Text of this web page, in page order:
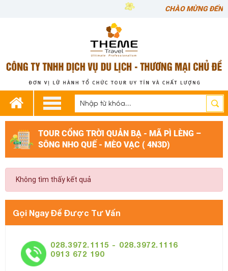
CHÀO MỪNG ĐẾN
TOUR CỔNG TRỜI QUẢN BẠ - MÃ PÌ LÈNG –
SÔNG NHO QUẾ - MÈO VẠC ( 4N3D)
Không tìm thấy kết quả
Gọi Ngay Để Được Tư Vấn
028.3972.1115 - 028.3972.1116
0913 672 190